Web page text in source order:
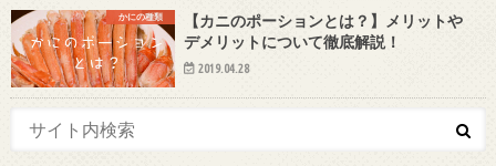
かにの種類
【カニのポーションとは？】メリットや
デメリットについて徹底解説！
2019.04.28